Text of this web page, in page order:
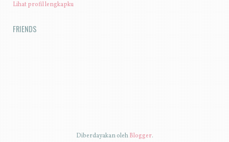
Lihat profil lengkapku
FRIENDS
Diberdayakan olehBlogger.